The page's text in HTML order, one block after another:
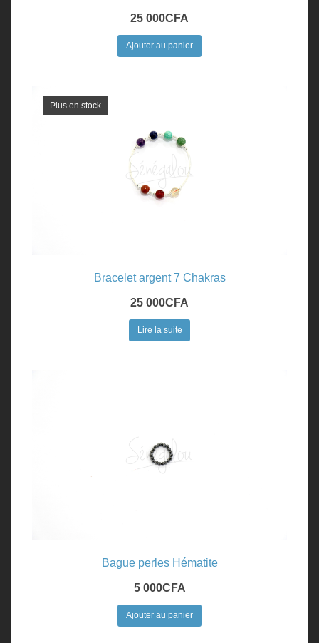
25 000CFA
Ajouter au panier
Plus en stock
Bracelet argent 7 Chakras
25 000CFA
Lire la suite
Bague perles Hématite
5 000CFA
Ajouter au panier